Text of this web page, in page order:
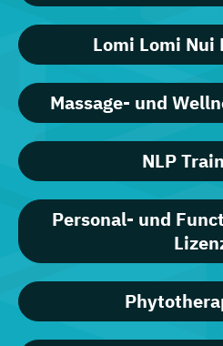
Lomi Lomi Nui
Massage- und
NLP
Personal- und